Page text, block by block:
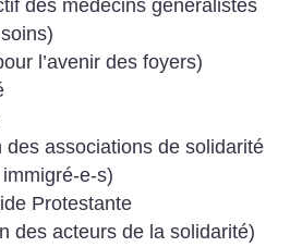
des médecins généralistes
l’avenir des foyers)
des associations de solidarité
e-s)
Protestante
des acteurs de la solidarité)